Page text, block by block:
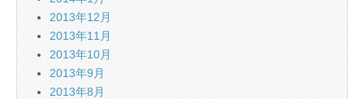
2013年12月
2013年11月
2013年10月
2013年9月
2013年8月